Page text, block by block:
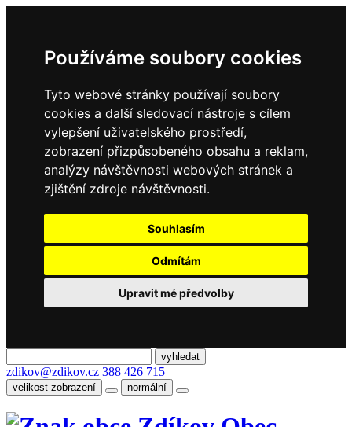
Používáme soubory cookies
Tyto webové stránky používají soubory
cookies a další sledovací nástroje s cílem
vylepšení uživatelského prostředí,
zobrazení přizpůsobeného obsahu a reklam,
analýzy návštěvnosti webových stránek a
zjištění zdroje návštěvnosti.
Souhlasím
Odmítám
Upravit mé předvolby
zdikov@zdikov.cz 388 426 715
velikost zobrazení normální